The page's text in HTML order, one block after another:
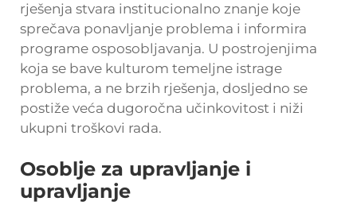
rješenja stvara institucionalno znanje koje
sprečava ponavljanje problema i informira
programe osposobljavanja. U postrojenjima
koja se bave kulturom temeljne istrage
problema, a ne brzih rješenja, dosljedno se
postiže veća dugoročna učinkovitost i niži
ukupni troškovi rada.
Osoblje za upravljanje i
upravljanje